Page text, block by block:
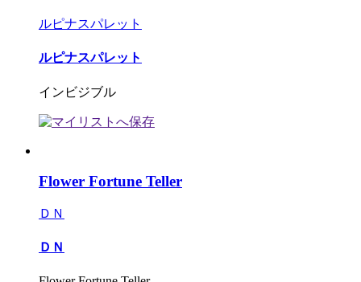
ルピナスパレット
ルピナスパレット
インビジブル
Flower Fortune Teller
ＤＮ
ＤＮ